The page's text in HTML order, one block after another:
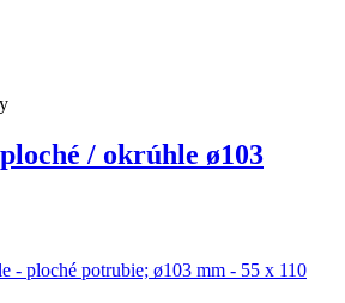
/ okrúhle ø103
- ploché potrubie; ø103 mm - 55 x 110